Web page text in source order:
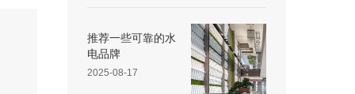
推荐一些可靠的水
电品牌
2025-08-17